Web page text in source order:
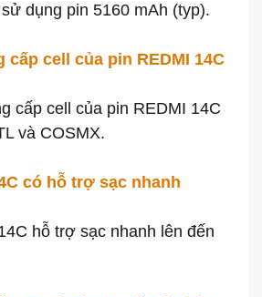
dụng pin 5160 mAh (typ).
cấp cell của pin REDMI 14C
cấp cell của pin REDMI 14C
và COSMX.
có hỗ trợ sạc nhanh
hỗ trợ sạc nhanh lên đến